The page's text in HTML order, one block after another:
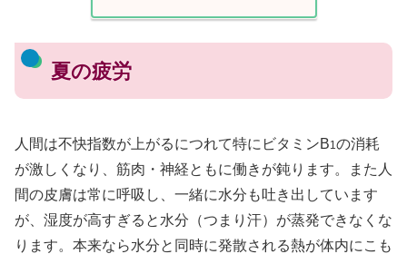
夏の疲労
人間は不快指数が上がるにつれて特にビタミンB1の消耗
が激しくなり、筋肉・神経ともに働きが鈍ります。また人
間の皮膚は常に呼吸し、一緒に水分も吐き出しています
が、湿度が高すぎると水分（つまり汗）が蒸発できなくな
ります。本来なら水分と同時に発散される熱が体内にこも